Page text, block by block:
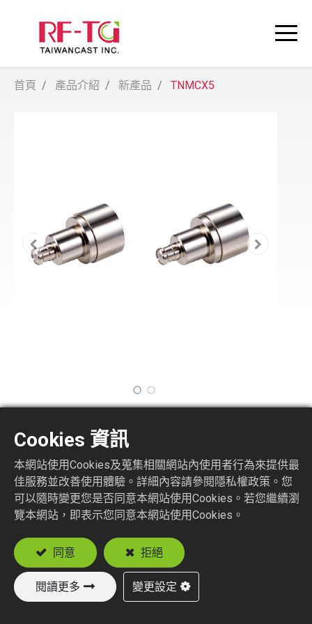
首頁 產品介紹 新產品 TNMCX5
TNMCX5
Terminator MCX Plug
加入詢價車
新產品
Cookies 資訊
本網站使用Cookies及蒐集相關網站內使用者行為來提供最
佳服務並改善使用體驗。詳細內容請參閱隱私權政策。您
可以隨時變更您是否同意本網站使用Cookies。若您繼續瀏
覽本網站，即表示您同意本網站使用Cookies。
同意 拒絕
閱讀更多 變更設定